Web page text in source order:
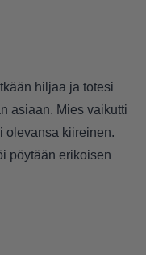
hiljaa ja totesi
asiaan. Mies vaikutti
olevansa kiireinen.
pöytään erikoisen